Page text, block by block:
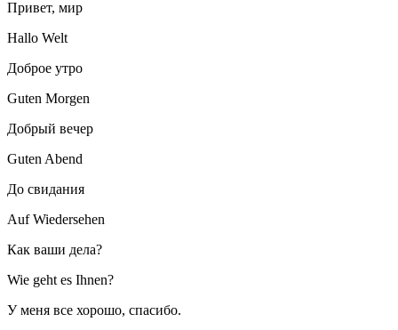
Привет, мир
Hallo Welt
Доброе утро
Guten Morgen
Добрый вечер
Guten Abend
До свидания
Auf Wiedersehen
Как ваши дела?
Wie geht es Ihnen?
У меня все хорошо, спасибо.